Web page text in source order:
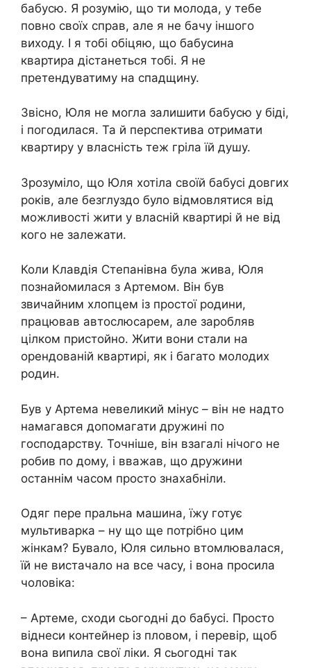
бабусю. Я розумію, що ти молода, у тебе
повно своїх справ, але я не бачу іншого
виходу. І я тобі обіцяю, що бабусина
квартира дістанеться тобі. Я не
претендуватиму на спадщину.
Звісно, ​​Юля не могла залишити бабусю у біді,
і погодилася. Та й перспектива отримати
квартиру у власність теж гріла їй душу.
Зрозуміло, що Юля хотіла своїй бабусі довгих
років, але безглуздо було відмовлятися від
можливості жити у власній квартирі й не від
кого не залежати.
Коли Клавдія Степанівна була жива, Юля
познайомилася з Артемом. Він був
звичайним хлопцем із простої родини,
працював автослюсарем, але заробляв
цілком пристойно. Жити вони стали на
орендованій квартирі, як і багато молодих
родин.
Був у Артема невеликий мінус – він не надто
намагався допомагати дружині по
господарству. Точніше, він взагалі нічого не
робив по дому, і вважав, що дружини
останнім часом просто знахабніли.
Одяг пере пральна машина, їжу готує
мультиварка – ну що ще потрібно цим
жінкам? Бувало, Юля сильно втомлювалася,
їй не вистачало на все часу, і вона просила
чоловіка:
– Артеме, сходи сьогодні до бабусі. Просто
віднеси контейнер із пловом, і перевір, щоб
вона випила свої ліки. Я сьогодні так